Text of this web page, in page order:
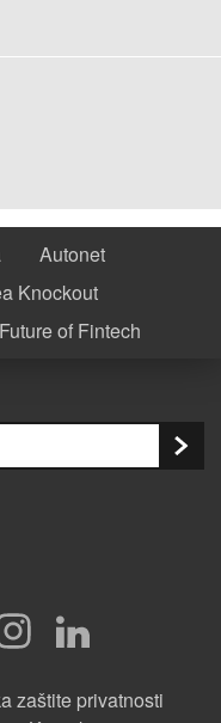
Autonet
Knockout
Future of Fintech
zaštite privatnosti